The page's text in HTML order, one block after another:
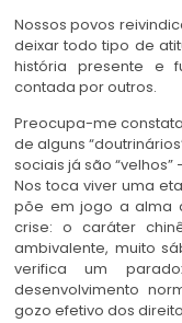
Nossos povos
deixar todo tipo de
história presente e
contada por outros.
Preocupa-me
de alguns
sociais já são “velhos”
Nos toca viver uma
põe em jogo a alma
crise: o caráter
ambivalente, muito
verifica um
desenvolvimento
gozo efetivo dos